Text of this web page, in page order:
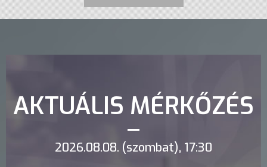
AKTUÁLIS MÉRKŐZÉS
2026.08.08. (szombat), 17:30